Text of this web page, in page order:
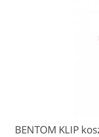
BENTOM KLIP